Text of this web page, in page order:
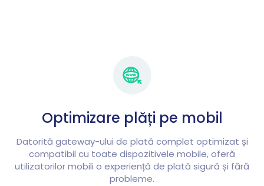
Optimizare plăți pe mobil
Datorită gateway-ului de plată complet optimizat și
compatibil cu toate dispozitivele mobile, oferă
utilizatorilor mobili o experiență de plată sigură și fără
probleme.